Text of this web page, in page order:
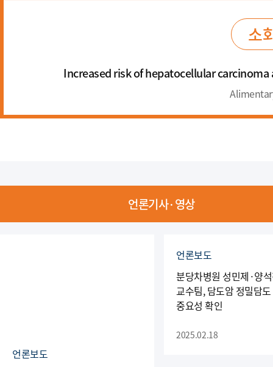
소
Increased risk of hepatocellular
언론기사·영상
언론보도
언론보도
분당차병원 성민제·양
교수팀, 담도암 정밀담
중요성 확인
2025.02.18